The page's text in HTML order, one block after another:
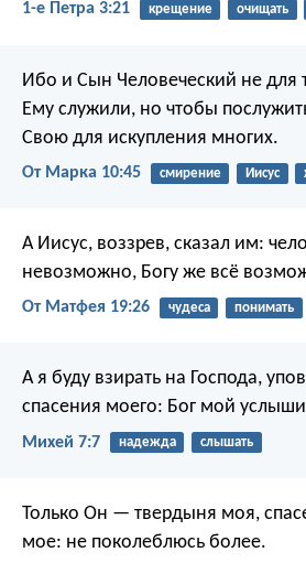
1-е Петра 3:21 крещение очищать
Ибо и Сын Человеческий не для
Ему служили, но чтобы
Свою для искупления многих.
От Марка 10:45 смирение Иисус
А Иисус, воззрев, сказал им:
невозможно, Богу же всё
От Матфея 19:26 чудеса понимать
А я буду взирать на Господа,
спасения моего: Бог мой
Михей 7:7 надежда слышать
Только Он — твердыня моя,
мое: не поколеблюсь более.